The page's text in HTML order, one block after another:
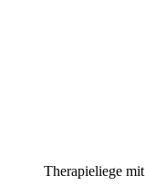
Therapieliege